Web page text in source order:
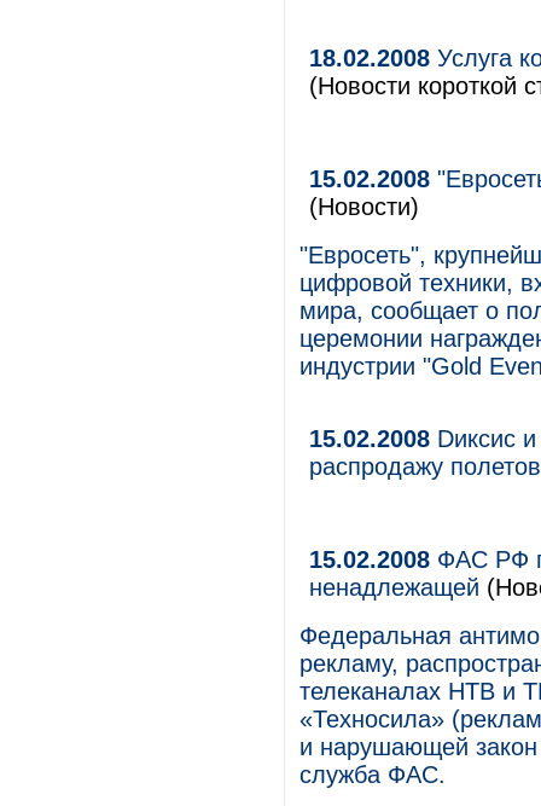
18.02.2008 Услуга
(Новости короткой
15.02.2008
(Новости)
"Евросеть",
цифровой техники,
мира, сообщает о
церемонии
индустрии "Gold
15.02.2008 Dиксис
распродажу полетов
15.02.2008 ФАС РФ
ненадлежащей
Федеральная
рекламу,
телеканалах НТВ и
«Техносила»
и нарушающей
служба ФАС.